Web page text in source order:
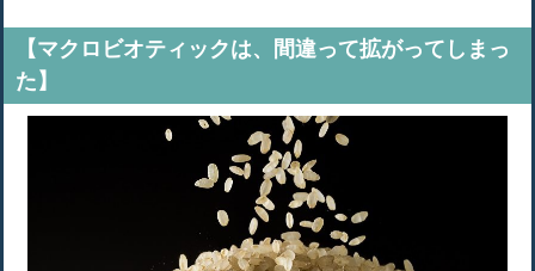
【マクロビオティックは、間違って拡がってしまっ
た】